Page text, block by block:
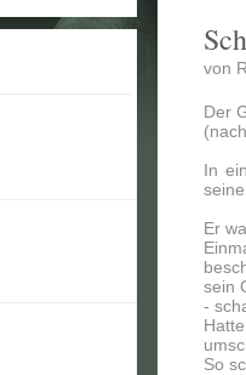
von
Der
In
Er
sein
-
So